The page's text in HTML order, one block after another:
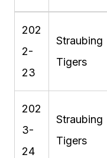
202
2-
23
Straubing
Tigers
202
3-
24
Straubing
Tigers